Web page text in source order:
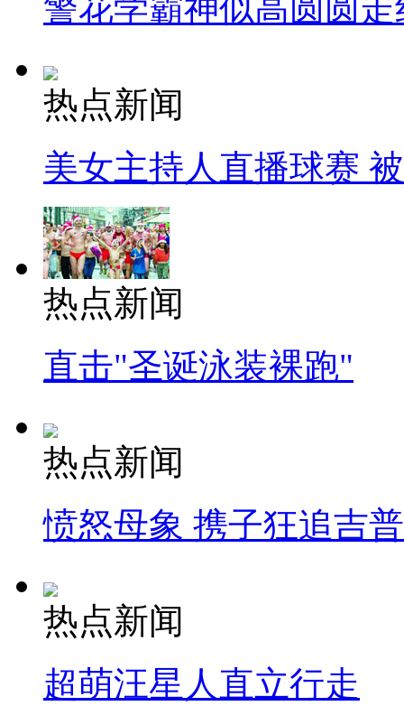
警花学霸神似高圆圆走
热点新闻
美女主持人直播球赛
热点新闻
直击"圣诞泳装裸跑"
热点新闻
愤怒母象 携子狂追吉
热点新闻
超萌汪星人直立行走